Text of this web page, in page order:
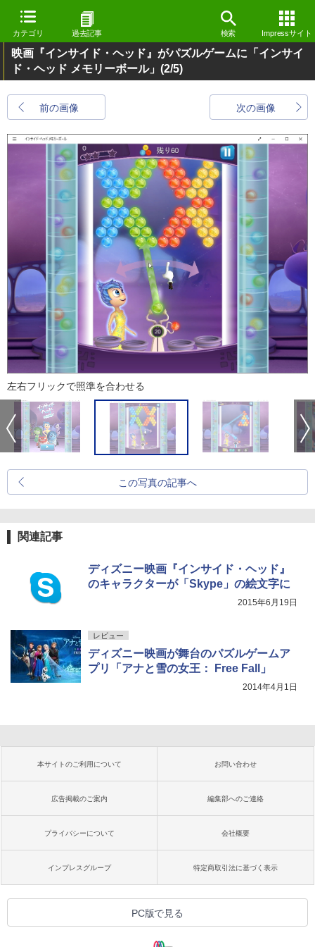
カテゴリ 過去記事 検索 Impressサイト
映画『インサイド・ヘッド』がパズルゲームに「インサイ
ド・ヘッド メモリーボール」 (2/5)
前の画像 次の画像
左右フリックで照準を合わせる
この写真の記事へ
関連記事
ディズニー映画『インサイド・ヘッド』
のキャラクターが「Skype」の絵文字に
2015年6月19日
レビュー
ディズニー映画が舞台のパズルゲームア
プリ「アナと雪の女王： Free Fall」
2014年4月1日
本サイトのご利用について お問い合わせ
広告掲載のご案内 編集部へのご連絡
プライバシーについて 会社概要
インプレスグループ 特定商取引法に基づく表示
PC版で見る